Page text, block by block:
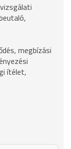
megbízási
ítélet,